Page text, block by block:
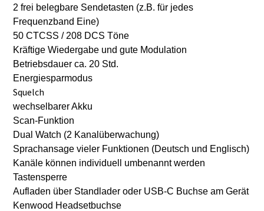
2 frei belegbare Sendetasten (z.B. für jedes
Frequenzband Eine)
50 CTCSS / 208 DCS Töne
Kräftige Wiedergabe und gute Modulation
Betriebsdauer ca. 20 Std.
Energiesparmodus
Squelch
wechselbarer Akku
Scan-Funktion
Dual Watch (2 Kanalüberwachung)
Sprachansage vieler Funktionen (Deutsch und Englisch)
Kanäle können individuell umbenannt werden
Tastensperre
Aufladen über Standlader oder USB-C Buchse am Gerät
Kenwood Headsetbuchse